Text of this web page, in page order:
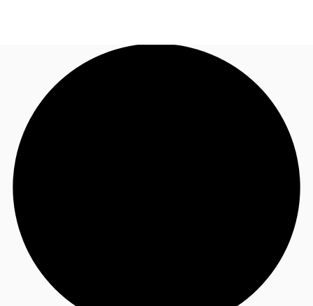
Blog
Données marchés
Appelez maintenant